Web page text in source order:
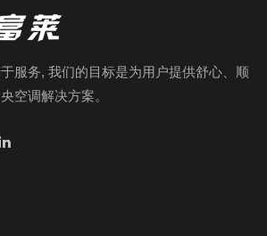
服务, 我们的目标是为用户提供舒心、顺
空调解决方案。